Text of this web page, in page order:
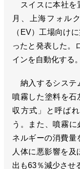
スイスに本社を
月、上海フォル
（EV）工場向け
ったと発表した。
インを自動化する。
納入するシステ
噴霧した塗料を石
収方式」と呼ば
う。また、噴霧
ネルギーの消費量
人体に悪影響を
出も63％減少させ